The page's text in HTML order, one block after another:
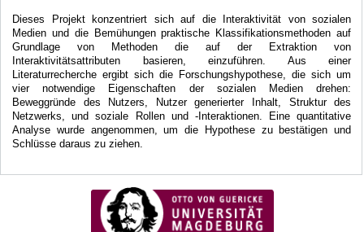
Dieses Projekt konzentriert sich auf die Interaktivität von sozialen
Medien und die Bemühungen praktische Klassifikationsmethoden auf
Grundlage von Methoden die auf der Extraktion von
Interaktivitätsattributen basieren, einzuführen. Aus einer
Literaturrecherche ergibt sich die Forschungshypothese, die sich um
vier notwendige Eigenschaften der sozialen Medien drehen:
Beweggründe des Nutzers, Nutzer generierter Inhalt, Struktur des
Netzwerks, und soziale Rollen und -Interaktionen. Eine quantitative
Analyse wurde angenommen, um die Hypothese zu bestätigen und
Schlüsse daraus zu ziehen.